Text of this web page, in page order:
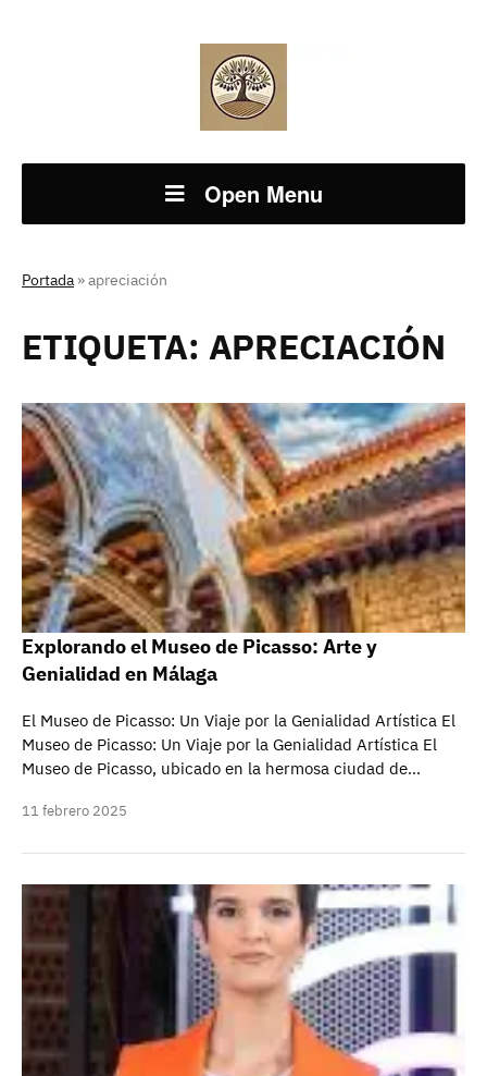
Open Menu
Portada »apreciación
ETIQUETA: APRECIACIÓN
Explorando el Museo de Picasso: Arte y
Genialidad en Málaga
El Museo de Picasso: Un Viaje por la Genialidad Artística El
Museo de Picasso: Un Viaje por la Genialidad Artística El
Museo de Picasso, ubicado en la hermosa ciudad de…
11 febrero 2025